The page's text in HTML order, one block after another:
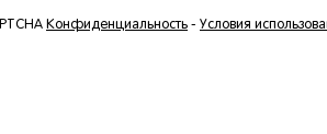
Конфиденциальность - Условия